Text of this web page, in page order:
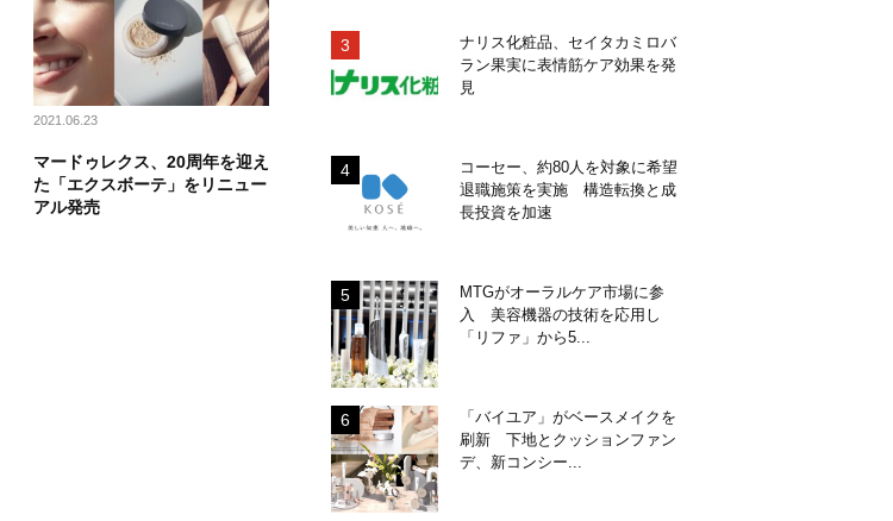
2021.06.23
マードゥレクス、20周年を迎え
た「エクスボーテ」をリニュー
アル発売
ナリス化粧品、セイタカミロバ
ラン果実に表情筋ケア効果を発
見
コーセー、約80人を対象に希望
退職施策を実施 構造転換と成
長投資を加速
MTGがオーラルケア市場に参
入 美容機器の技術を応用し
「リファ」から5...
「バイユア」がベースメイクを
刷新 下地とクッションファン
デ、新コンシー...